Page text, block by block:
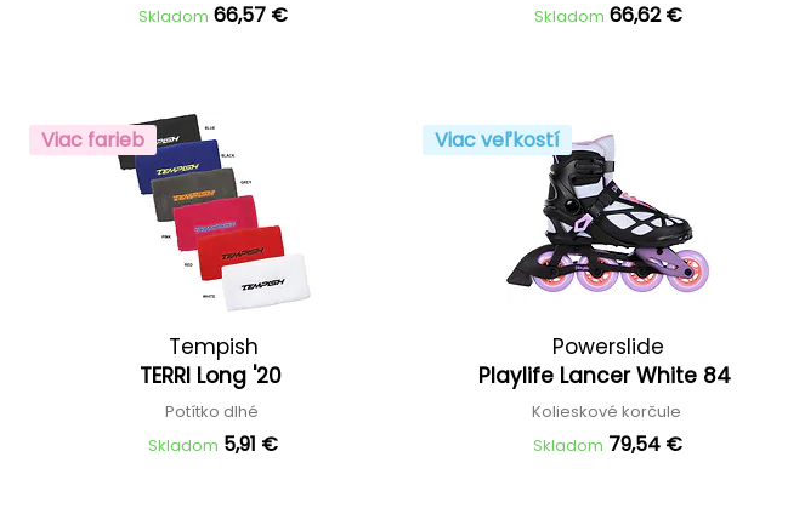
Skladom 66,57 €
Skladom 66,62 €
Viac farieb
Tempish
TERRI Long '20
Potítko dlhé
Skladom 5,91 €
Viac veľkostí
Powerslide
Playlife Lancer White 84
Kolieskové korčule
Skladom 79,54 €